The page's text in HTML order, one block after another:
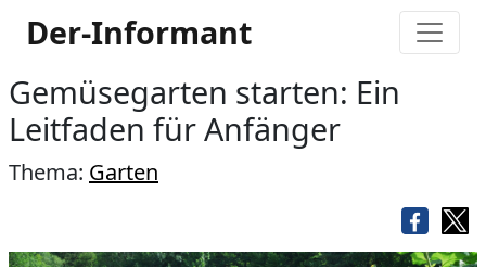
Der-Informant
Gemüsegarten starten: Ein
Leitfaden für Anfänger
Thema: Garten